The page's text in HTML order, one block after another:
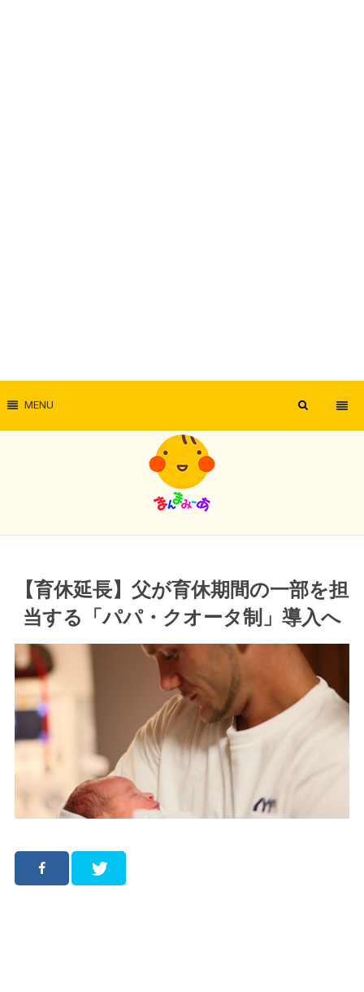
MENU
【育休延長】父が育休期間の一部を担
当する「パパ・クオータ制」導入へ